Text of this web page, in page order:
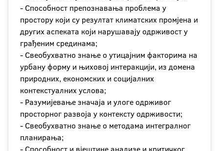
- Способност препознавања проблема у
простору који су резултат климатских промјена и
других аспеката који нарушавају одрживост у
грађеним срединама;
- Свеобухватно знање о утицајним факторима на
урбану форму и њиховој интеракцији, из домена
природних, економских и социјалних
контекстуалних услова;
- Разумијевање значаја и улоге одрживог
просторног развоја у контексту одрживости;
- Свеобухватно знање о методама интегралног
планирања;